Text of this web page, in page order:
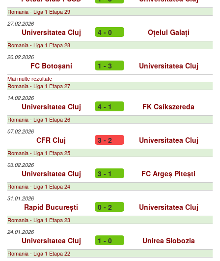
Romania - Liga 1 Etapa 29
27.02.2026
Universitatea Cluj 4 - 0 Oțelul Galați
Romania - Liga 1 Etapa 28
20.02.2026
FC Botoșani 1 - 3 Universitatea Cluj
Mai multe rezultate
Romania - Liga 1 Etapa 27
14.02.2026
Universitatea Cluj 4 - 1 FK Csíkszereda
Romania - Liga 1 Etapa 26
07.02.2026
CFR Cluj 3 - 2 Universitatea Cluj
Romania - Liga 1 Etapa 25
03.02.2026
Universitatea Cluj 3 - 1 FC Argeș Pitești
Romania - Liga 1 Etapa 24
31.01.2026
Rapid București 0 - 2 Universitatea Cluj
Romania - Liga 1 Etapa 23
24.01.2026
Universitatea Cluj 1 - 0 Unirea Slobozia
Romania - Liga 1 Etapa 22